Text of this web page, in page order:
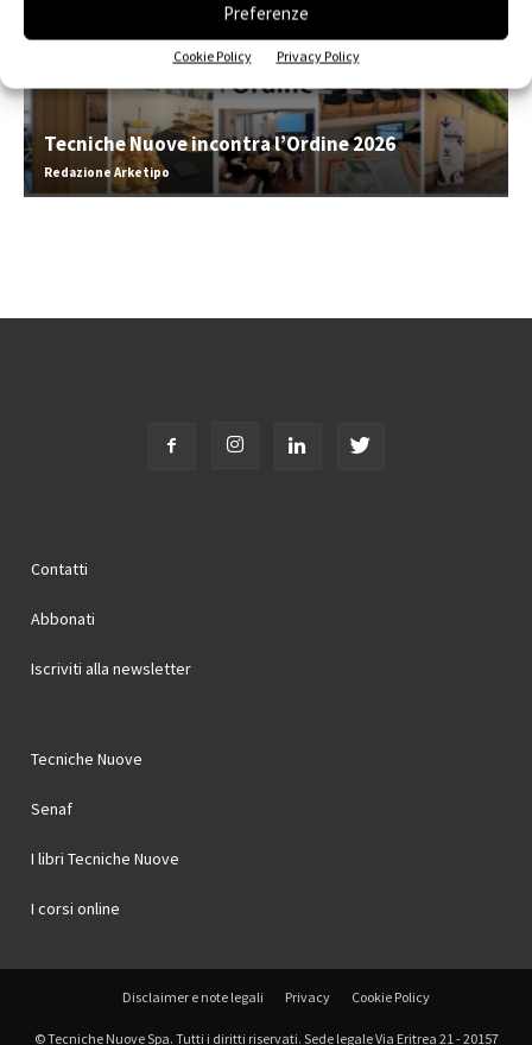
Preferenze
Cookie Policy Privacy Policy
Tecniche Nuove incontra l’Ordine 2026
Redazione Arketipo
Contatti
Abbonati
Iscriviti alla newsletter
Tecniche Nuove
Senaf
I libri Tecniche Nuove
I corsi online
Disclaimer e note legali Privacy Cookie Policy
© Tecniche Nuove Spa. Tutti i diritti riservati. Sede legale Via Eritrea 21 - 20157